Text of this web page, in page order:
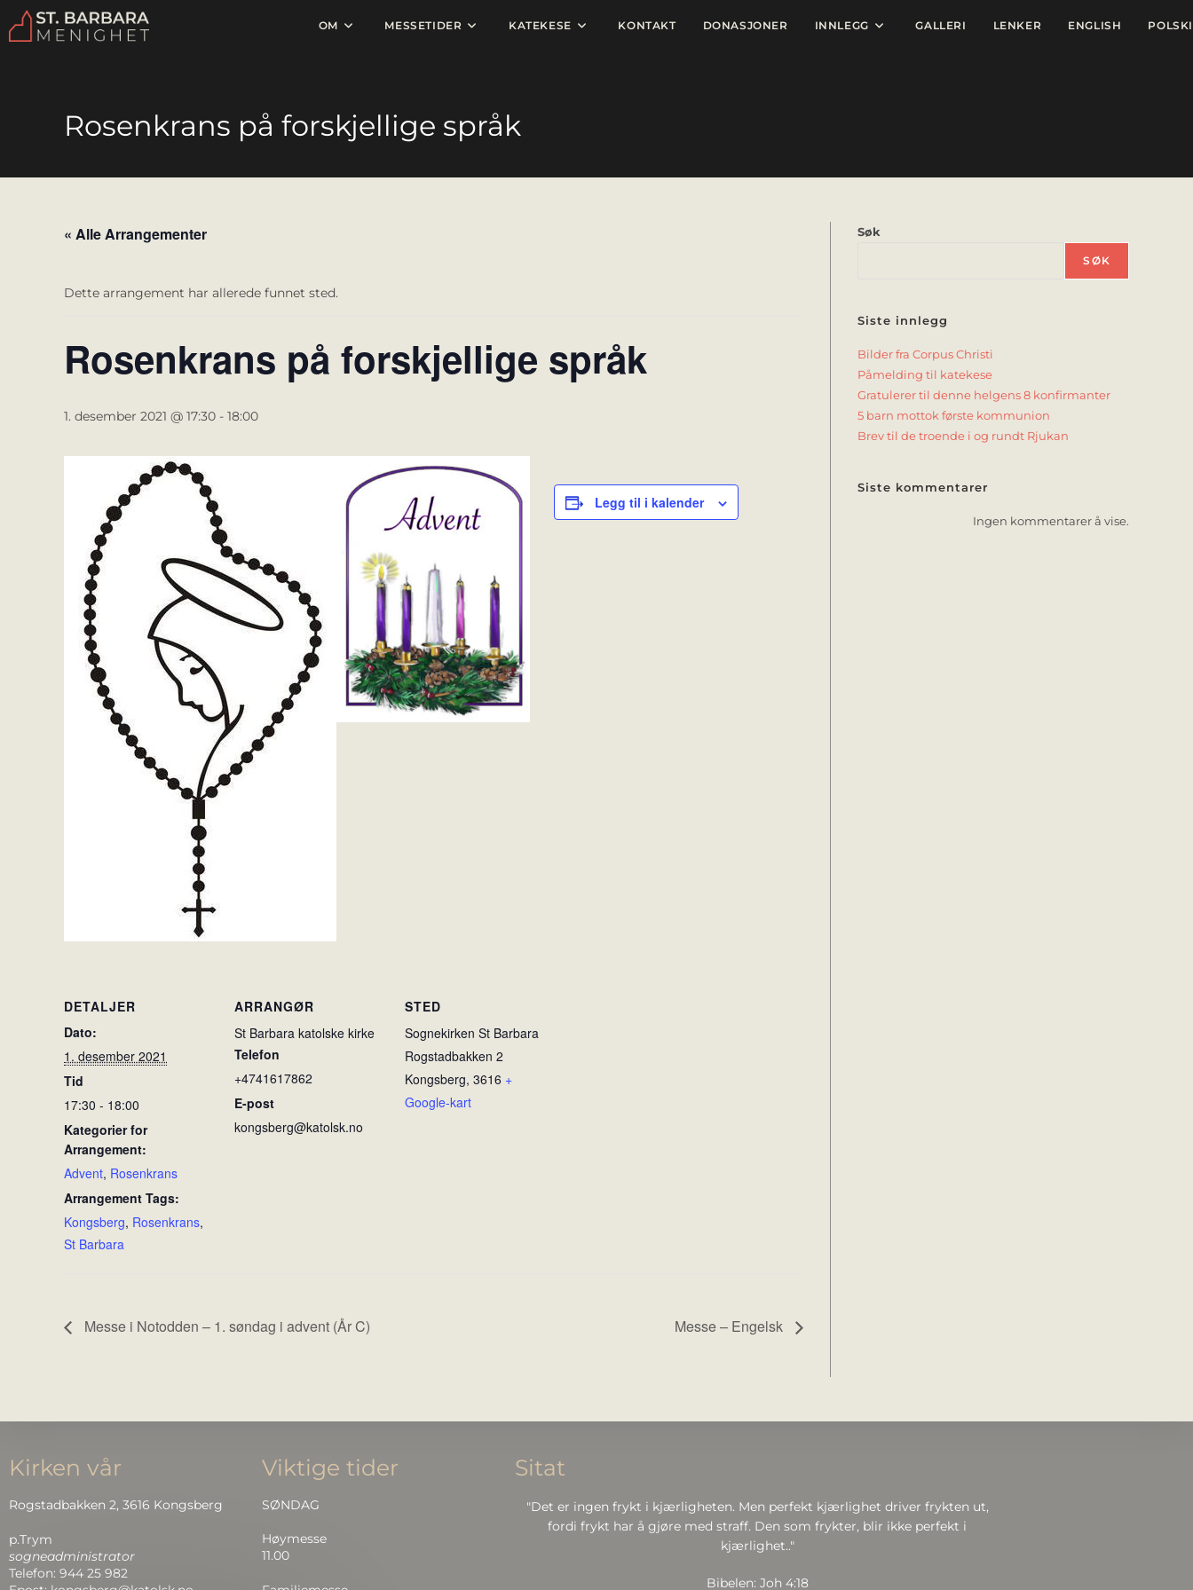
OM MESSETIDER KATEKESE KONTAKT DONASJONER INNLEGG GALLERI LENKER ENGLISH POLSKI
Rosenkrans på forskjellige språk
« Alle Arrangementer
Dette arrangement har allerede funnet sted.
Rosenkrans på forskjellige språk
1. desember 2021 @ 17:30 - 18:00
Legg til i kalender
DETALJER
Dato:
1. desember 2021
Tid
17:30 - 18:00
Kategorier for
Arrangement:
Advent, Rosenkrans
Arrangement Tags:
Kongsberg, Rosenkrans,
St Barbara
ARRANGØR
St Barbara katolske kirke
Telefon
+4741617862
E-post
kongsberg@katolsk.no
STED
Sognekirken St Barbara
Rogstadbakken 2
Kongsberg, 3616 +
Google-kart
Messe i Notodden – 1. søndag i advent (År C) Messe – Engelsk
Søk
SØK
Siste innlegg
Bilder fra Corpus Christi
Påmelding til katekese
Gratulerer til denne helgens 8 konfirmanter
5 barn mottok første kommunion
Brev til de troende i og rundt Rjukan
Siste kommentarer
Ingen kommentarer å vise.
Kirken vår
Rogstadbakken 2, 3616 Kongsberg
p.Trym
sogneadministrator
Telefon: 944 25 982
Viktige tider
SØNDAG
Høymesse
11.00
Sitat
"Det er ingen frykt i kjærligheten. Men perfekt kjærlighet driver frykten ut,
fordi frykt har å gjøre med straff. Den som frykter, blir ikke perfekt i
kjærlighet.."
Bibelen: Joh 4:18